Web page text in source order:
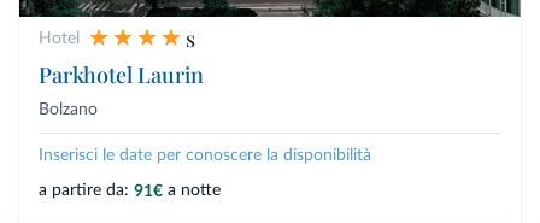
Hotel
s
Parkhotel Laurin
Bolzano
Inserisci le date per conoscere la disponibilità
a partire da: 91€ a notte